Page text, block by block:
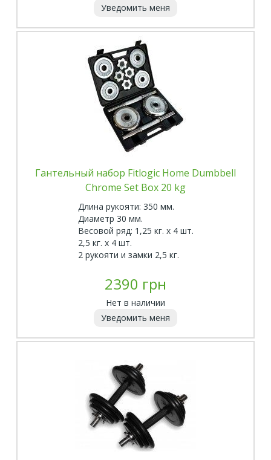
Уведомить меня
Гантельный набор Fitlogic Home Dumbbell
Chrome Set Box 20 kg
Длина рукояти: 350 мм.
Диаметр 30 мм.
Весовой ряд: 1,25 кг. х 4 шт.
2,5 кг. х 4 шт.
2 рукояти и замки 2,5 кг.
2390 грн
Нет в наличии
Уведомить меня